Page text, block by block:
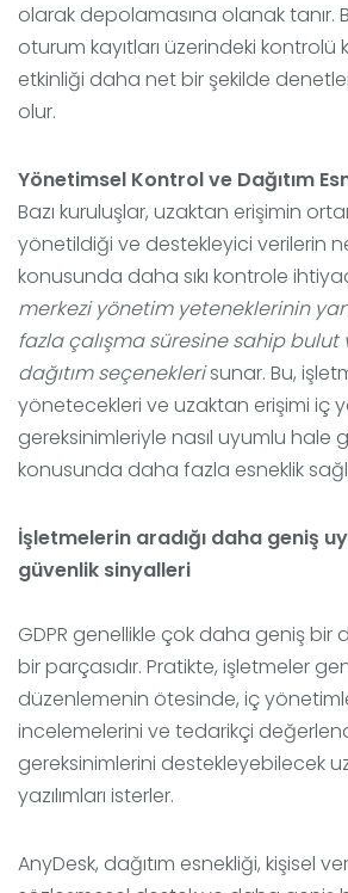
olarak depolamasına olanak tanır.
oturum kayıtları üzerindeki kontrolü
etkinliği daha net bir şekilde
olur.
Yönetimsel Kontrol ve Dağıtım
Bazı kuruluşlar, uzaktan erişimin
yönetildiği ve destekleyici verilerin
konusunda daha sıkı kontrole
merkezi yönetim yeteneklerinin
fazla çalışma süresine sahip bulut
dağıtım seçeneklerisunar. Bu,
yönetecekleri ve uzaktan erişimi iç
gereksinimleriyle nasıl uyumlu hale
konusunda daha fazla esneklik
İşletmelerin aradığı daha geniş
güvenlik sinyalleri
GDPR genellikle çok daha geniş bir
bir parçasıdır. Pratikte, işletmeler
düzenlemenin ötesinde, iç
incelemelerini ve tedarikçi
gereksinimlerini destekleyebilecek
yazılımları isterler.
AnyDesk, dağıtım esnekliği, kişisel